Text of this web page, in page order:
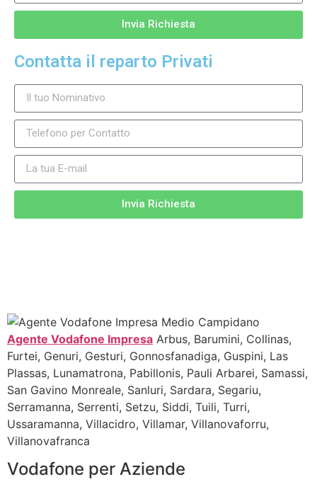
Invia Richiesta
Contatta il reparto Privati
Invia Richiesta
Agente Vodafone Impresa Arbus, Barumini, Collinas,
Furtei, Genuri, Gesturi, Gonnosfanadiga, Guspini, Las
Plassas, Lunamatrona, Pabillonis, Pauli Arbarei, Samassi,
San Gavino Monreale, Sanluri, Sardara, Segariu,
Serramanna, Serrenti, Setzu, Siddi, Tuili, Turri,
Ussaramanna, Villacidro, Villamar, Villanovaforru,
Villanovafranca
Vodafone per Aziende